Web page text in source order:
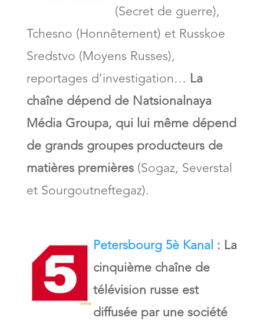
(Secret de guerre),
Tchesno (Honnêtement) et Russkoe
Sredstvo (Moyens Russes),
reportages d’investigation… La
chaîne dépend de Natsionalnaya
Média Groupa, qui lui même dépend
de grands groupes producteurs de
matières premières(Sogaz, Severstal
et Sourgoutneftegaz).
Petersbourg 5è Kanal : La
cinquième chaîne de
télévision russe est
diffusée par une société